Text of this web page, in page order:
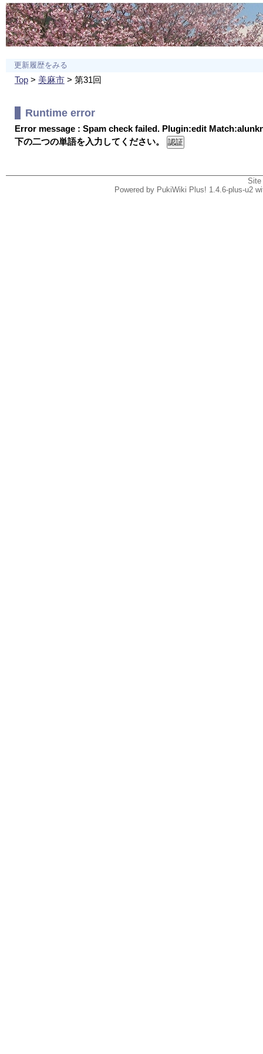
更新履歴をみる
Top> 美麻市> 第31回
Runtime error
Error message : Spam check failed. Plugin:edit
下の二つの単語を入力してください。
Powered by PukiWiki Plus! 1.4.6-plus-u2